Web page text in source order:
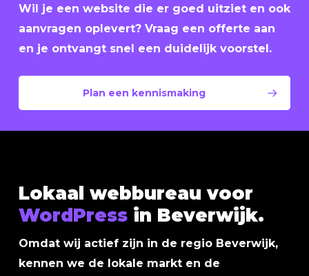
Wil je een website die er goed uitziet en ook
aanvragen oplevert? Vraag een offerte aan
en je ontvangt snel een duidelijk voorstel.
Plan een kennismaking
Lokaal webbureau voor
WordPressin Beverwijk.
Omdat wij actief zijn in de regio Beverwijk,
kennen we de lokale markt en de